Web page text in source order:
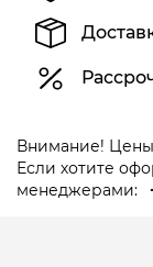
Внимание! Цены
Если хотите
менеджерами: